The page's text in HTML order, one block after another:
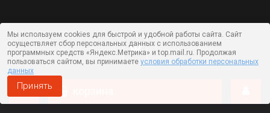
Мы используем cookies для быстрой и удобной работы сайта. Сайт
осуществляет сбор персональных данных с использованием
программных средств «Яндекс.Метрика» и top.mail.ru. Продолжая
пользоваться сайтом, вы принимаете условия обработки персональных
данных
Принять